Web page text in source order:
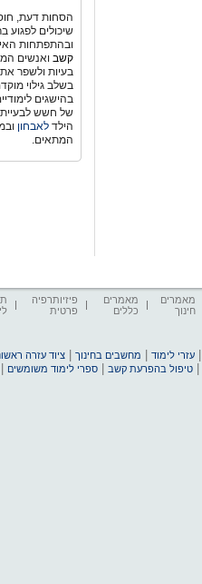
הסחות דעת,
שיכולים לפגוע
ובהתפתחות
קשב ואנשים
בעיות ולשפר
בשלב גילוי
בהישגים
של חשש לבעיית
הילד לאבחון
המתאים.
מאמרים
חינוך
מאמרים
כללים
פיזיותרפיה
פרטית
עזרי לימוד מחשבים בחינוך |ציוד עזרה
|טיפול בהפרעת קשב |ספרי לימוד משומשים